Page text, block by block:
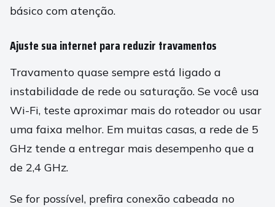
básico com atenção.
Ajuste sua internet para reduzir travamentos
Travamento quase sempre está ligado a
instabilidade de rede ou saturação. Se você usa
Wi-Fi, teste aproximar mais do roteador ou usar
uma faixa melhor. Em muitas casas, a rede de 5
GHz tende a entregar mais desempenho que a
de 2,4 GHz.
Se for possível, prefira conexão cabeada no